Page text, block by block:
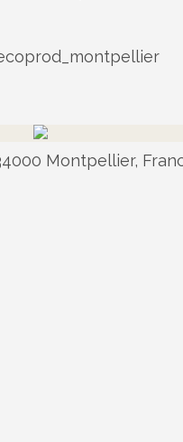
Montpellier,